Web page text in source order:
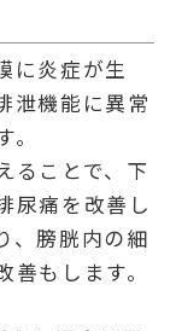
に炎症が生
泄機能に異常
ることで、下
尿痛を改善し
、膀胱内の細
もします。